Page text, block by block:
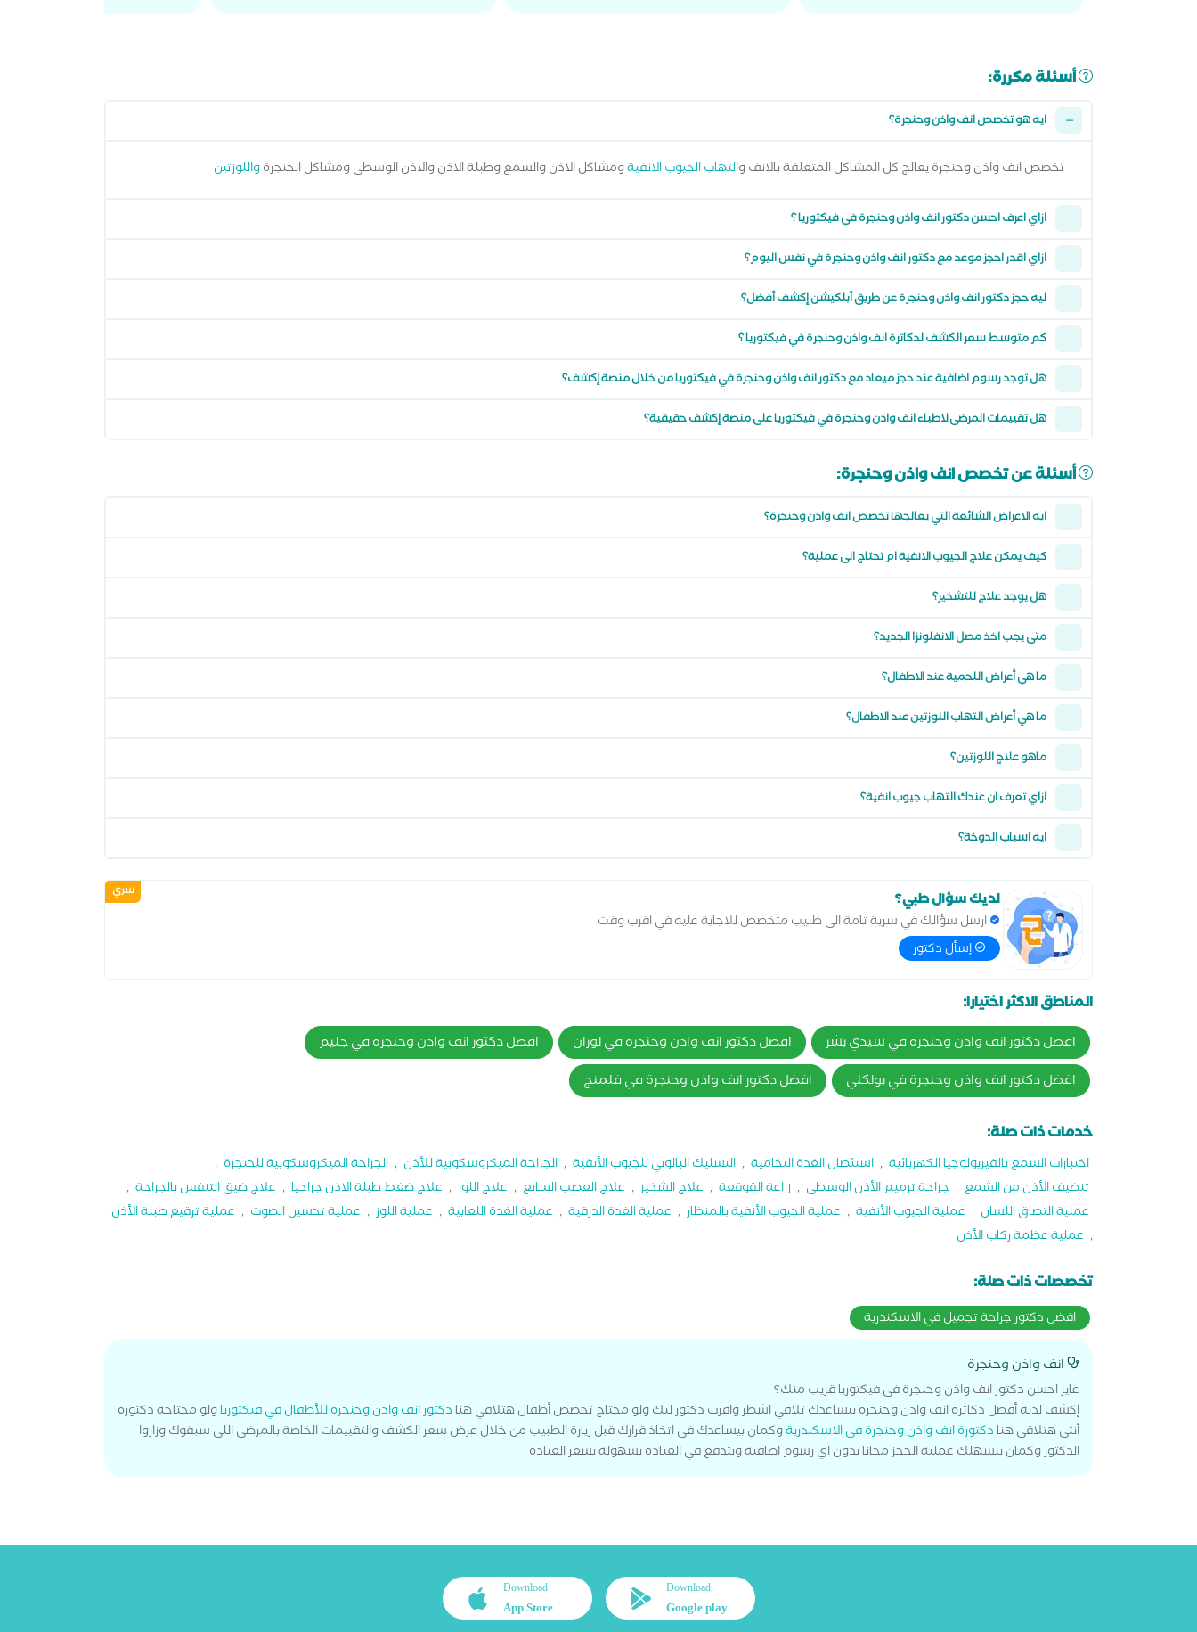
أسئلة مكررة:
ايه هو تخصص انف واذن وحنجرة؟
تخصص انف واذن وحنجرة يعالج كل المشاكل المتعلقة بالانف والتهاب الجيوب الانفيةومشاكل الاذن والسمع وطبلة الاذن والاذن الوسطى ومشاكل الحنجرةواللوزتين
ازاي اعرف احسن دكتور انف واذن وحنجرة في فيكتوريا ؟
ازاي اقدر احجز موعد مع دكتور انف واذن وحنجرة في نفس اليوم؟
ليه حجز دكتور انف واذن وحنجرة عن طريق أبلكيشن إكشف أفضل؟
كم متوسط سعر الكشف لدكاترة انف واذن وحنجرة في فيكتوريا ؟
هل توجد رسوم اضافية عند حجز ميعاد مع دكتور انف واذن وحنجرة في فيكتوريا من خلال منصة إكشف؟
هل تقييمات المرضى لاطباء انف واذن وحنجرة في فيكتوريا على منصة إكشف حقيقية؟
أسئلة عن تخصص انف واذن وحنجرة:
ايه الاعراض الشائعة التي يعالجها تخصص انف واذن وحنجرة؟
كيف يمكن علاج الجيوب الانفية ام تحتاج الى عملية؟
هل يوجد علاج للتشخير؟
متى يجب اخذ مصل الانفلونزا الجديد؟
ما هي أعراض اللحمية عند الاطفال؟
ما هي أعراض التهاب اللوزتين عند الاطفال؟
ماهو علاج اللوزتين؟
ازاي تعرف ان عندك التهاب جيوب انفية؟
ايه اسباب الدوخة؟
سري لديك سؤال طبي؟
ارسل سؤالك في سرية تامة الى طبيب متخصص للاجابة عليه في اقرب وقت
إسأل دكتور
المناطق الاكثر اختيارا:
افضل دكتور انف واذن وحنجرة في سيدي بشر افضل دكتور انف واذن وحنجرة في لوران
افضل دكتور انف واذن وحنجرة في جليم
افضل دكتور انف واذن وحنجرة في بولكلي
افضل دكتور انف واذن وحنجرة في فلمنج
خدمات ذات صلة:
اختبارات السمع بالفيزيولوجيا الكهربائية , استئصال الغدة النخامية , التسليك البالوني للجيوب الأنفية , الجراحة الميكروسكوبية للأذن , الجراحة الميكروسكوبية للحنجرة ,
تنظيف الأذن من الشمع , جراحة ترميم الأذن الوسطى , زراعة القوقعة , علاج الشخير , علاج العصب السابع , علاج اللوز , علاج ضغط طبلة الاذن جراحيا , علاج ضيق التنفس بالجراحة ,
عملية التصاق اللسان , عملية الجيوب الأنفية , عملية الجيوب الأنفية بالمنظار , عملية الغدة الدرقية , عملية الغدة اللعابية , عملية اللوز , عملية تحسين الصوت , عملية ترقيع طبلة الأذن
, عملية عظمة ركاب الأذن
تخصصات ذات صلة:
افضل دكتور جراحة تجميل في الاسكندرية
انف واذن وحنجرة
عايز احسن دكتور انف واذن وحنجرة في فيكتوريا قريب منك؟
إكشف لديه أفضل دكاترة انف واذن وحنجرة بيساعدك تلاقي اشطر واقرب دكتور ليك ولو محتاج تخصص أطفال هتلاقي هنا دكتور انف واذن وحنجرة للأطفال في فيكتورياولو محتاجة دكتورة
أنثى هتلاقي هنا دكتورة انف واذن وحنجرة في الاسكندريةوكمان بيساعدك في اتخاذ قرارك قبل زيارة الطبيب من خلال عرض سعر الكشف والتقييمات الخاصة بالمرضي اللي سبقوك وزاروا
الدكتور وكمان بيسهلك عملية الحجز مجانا بدون اي رسوم اضافية وبتدفع في العيادة بسهولة بسعر العيادة
Download
Google play
Download
App Store